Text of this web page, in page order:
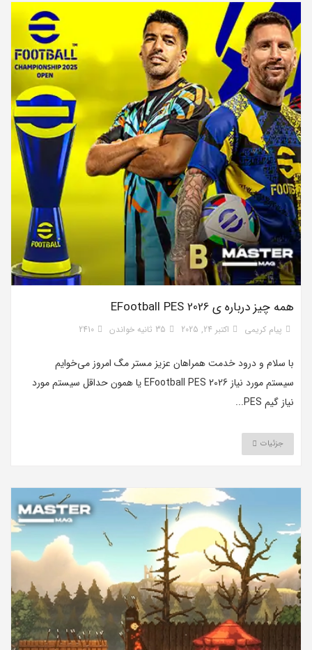
همه چیز درباره ی EFootball PES 2026
پیام کریمی اکتبر 24, 2025 35 ثانیه خواندن 2410
با سلام و درود خدمت همراهان عزیز مستر مگ امروز می‌خوایم
سیستم مورد نیاز EFootball PES 2026 یا همون حداقل سیستم مورد
نیاز گیم PES...
جزئیات